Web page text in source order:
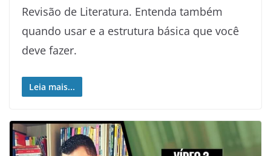
Revisão de Literatura. Entenda também
quando usar e a estrutura básica que você
deve fazer.
Leia mais...